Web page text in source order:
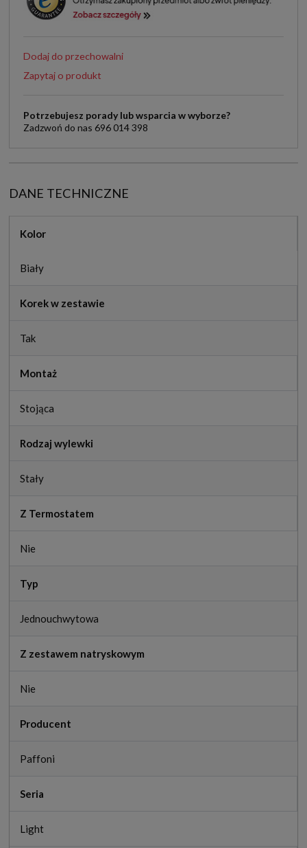
Dodaj do przechowalni
Zapytaj o produkt
Potrzebujesz porady lub wsparcia w wyborze?
Zadzwoń do nas 696 014 398
DANE TECHNICZNE
Kolor
Biały
Korek w zestawie
Tak
Montaż
Stojąca
Rodzaj wylewki
Stały
Z Termostatem
Nie
Typ
Jednouchwytowa
Z zestawem natryskowym
Nie
Producent
Paffoni
Seria
Light